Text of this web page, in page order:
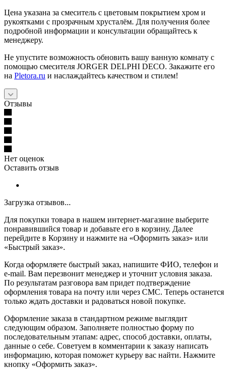
Цена указана за смеситель с цветовым покрытием хром и
рукоятками с прозрачным хрусталём. Для получения более
подробной информации и консультации обращайтесь к
менеджеру.
Не упустите возможность обновить вашу ванную комнату с
помощью смесителя JORGER DELPHI DECO. Закажите его
на Pletora.ru и наслаждайтесь качеством и стилем!
Отзывы
Нет оценок
Оставить отзыв
Загрузка отзывов...
Для покупки товара в нашем интернет-магазине выберите
понравившийся товар и добавьте его в корзину. Далее
перейдите в Корзину и нажмите на «Оформить заказ» или
«Быстрый заказ».
Когда оформляете быстрый заказ, напишите ФИО, телефон и
e-mail. Вам перезвонит менеджер и уточнит условия заказа.
По результатам разговора вам придет подтверждение
оформления товара на почту или через СМС. Теперь останется
только ждать доставки и радоваться новой покупке.
Оформление заказа в стандартном режиме выглядит
следующим образом. Заполняете полностью форму по
последовательным этапам: адрес, способ доставки, оплаты,
данные о себе. Советуем в комментарии к заказу написать
информацию, которая поможет курьеру вас найти. Нажмите
кнопку «Оформить заказ».